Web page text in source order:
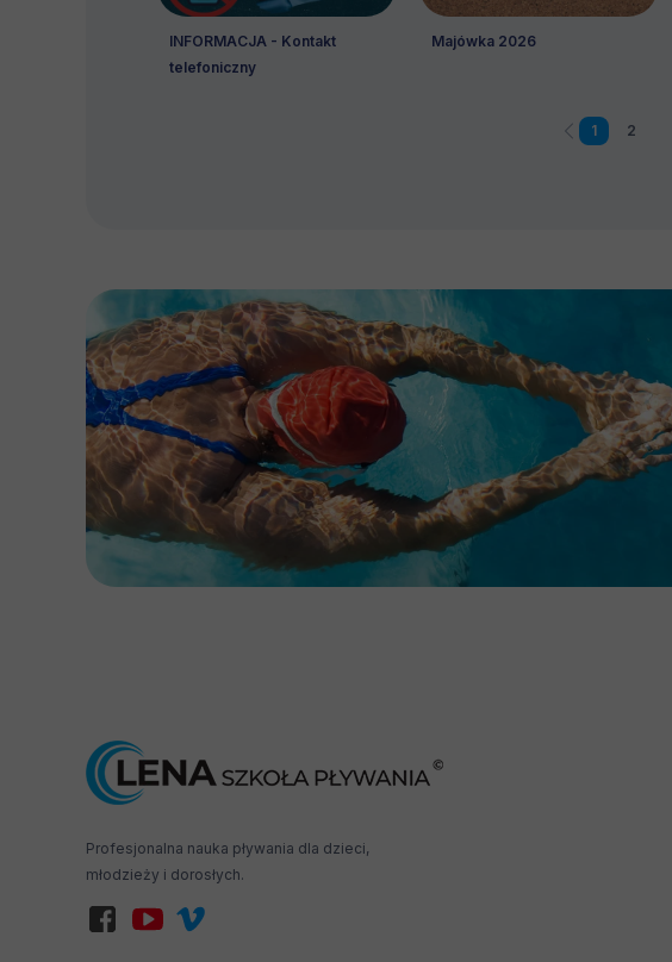
INFORMACJA - Kontakt
telefoniczny
Majówka 2026
1 2
Profesjonalna nauka pływania dla dzieci,
młodzieży i dorosłych.